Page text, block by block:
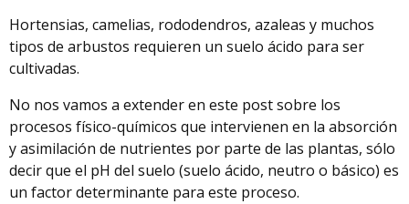
Hortensias, camelias, rododendros, azaleas y muchos
tipos de arbustos requieren un suelo ácido para ser
cultivadas.
No nos vamos a extender en este post sobre los
procesos físico-químicos que intervienen en la absorción
y asimilación de nutrientes por parte de las plantas, sólo
decir que el pH del suelo (suelo ácido, neutro o básico) es
un factor determinante para este proceso.